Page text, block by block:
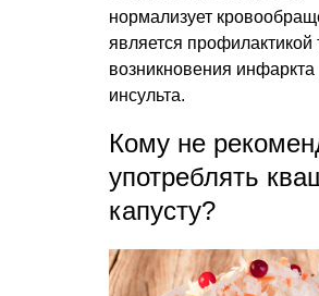
нормализует
является профилактикой
возникновения инфаркта
инсульта.
Кому не
употреблять
капусту?